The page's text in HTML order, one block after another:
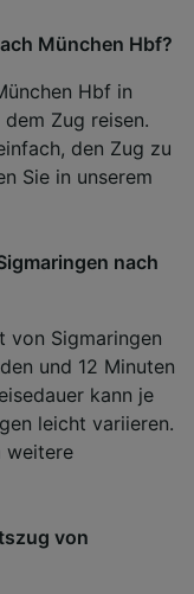
München Hbf?
Hbf in
Zug reisen.
den Zug zu
Sie in unserem
nach
von Sigmaringen
und 12 Minuten
kann je
leicht variieren.
weitere
von